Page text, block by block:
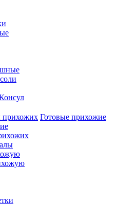
прихожих Готовые прихожие